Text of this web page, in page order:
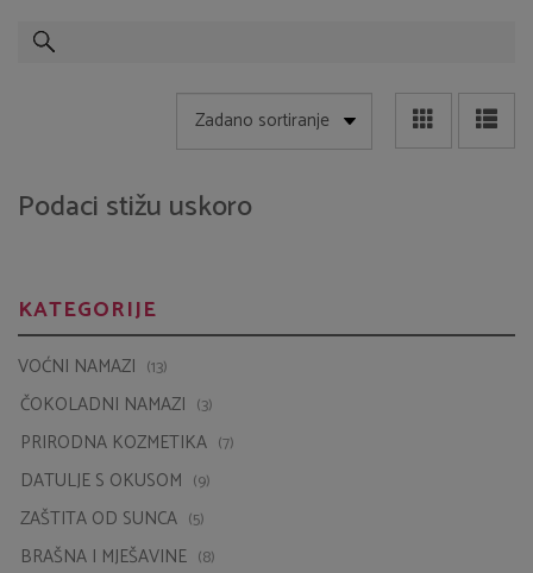
Podaci stižu uskoro
KATEGORIJE
VOĆNI NAMAZI (13)
ČOKOLADNI NAMAZI (3)
PRIRODNA KOZMETIKA (7)
DATULJE S OKUSOM (9)
ZAŠTITA OD SUNCA (5)
BRAŠNA I MJEŠAVINE (8)